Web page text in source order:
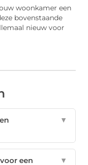
woonkamer een
bovenstaande
nieuw voor
▼
een
▼